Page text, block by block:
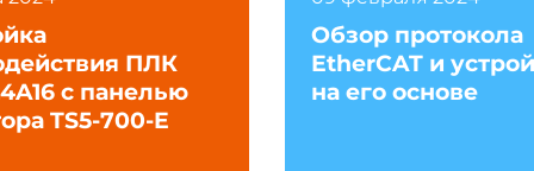
ПЛК
с панелью
TS5-700-E
Обзор протокола
EtherCAT и
на его основе